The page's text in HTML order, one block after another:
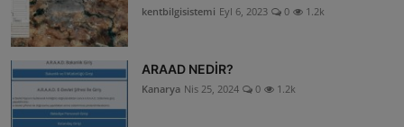
kentbilgisistemi Eyl 6, 2023 0 1.2k
ARAAD NEDİR?
Kanarya Nis 25, 2024 0 1.2k